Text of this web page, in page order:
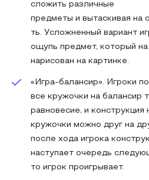
сложить различные
предметы и вытаскивая на
ть. Усложненный вариант
ощупь предмет, который
нарисован на картинке.
«Игра-балансир». Игроки
все кружочки на балансир
равновесие, и
кружочки можно друг на
после хода игрока
наступает очередь
то игрок проигрывает.